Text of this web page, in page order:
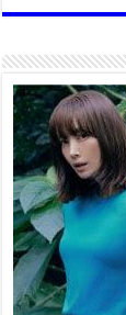
хувийн
ажиллахыг
2026 оны 7 сар
2026 оны 7 сар 21
Тусгай замын